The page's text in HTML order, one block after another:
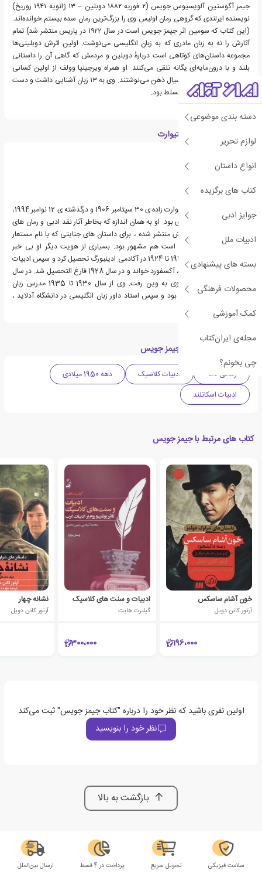
دسته بندی موضوعی
لوازم تحریر
انواع داستان
کتاب های برگزیده
جوایز ادبی
ادبیات ملل
بسته های پیشنهادی
محصولات فرهنگی
کمک آموزشی
مجله‌ی ایران‌کتاب
چی بخونم؟
جیمز آگوستین آلویسیوس جویس (۲ فوریه ۱۸۸۲ دوبلین – ۱۳ ژانویه ۱۹۴۱ زوریخ)
نویسنده ایرلندی که گروهی رمان اولیس وی را بزرگ‌ترین رمان سده بیستم خوانده‌اند.
(این کتاب که سومین اثر جیمز جویس است در سال ۱۹۲۲ در پاریس منتشر شد) تمام
آثارش را نه به زبان مادری که به زبان انگلیسی می‌نوشت. اولین اثرش دوبلینی‌ها
مجموعه داستان‌های کوتاهی است دربارهٔ دوبلین و مردمش که گاهی آن را داستانی
بلند و با درون‌مایه‌ای یگانه تلقی می‌کنند. او همراه ویرجینیا وولف از اولین کسانی
بودند که به شیوهٔ جریان سیال ذهن می‌نوشتند. وی به ۱۳ زبان آشنایی داشت و دست
کم به ایتالیایی و فرانسه مسلط بود.
درباره جی. آی. ام. استیوارت
جان اینس مکینتاش استیوارت زاده ی 30 سپتامبر 1906 و درگذشته ی 12 نوامبر 1994،
یک رمان نویس اسکاتلندی بود. او به همان اندازه که بخاطر آثار نقد ادبی و رمان های
معاصر که به نام واقعی اش منتشر شده ، برای داستان های جنایتی که با نام مستعار
مایکل اینس منتشر شده است هم مشهور بود. بسیاری از هویت دیگر او بی خبر
بودند. استوارت از سال 1913 تا 1924 در آکادمی ادینبورگ تحصیل کرد و سپس ادبیات
انگلیسی را در کالج اوریل ، آکسفورد خواند و در سال 1928 فارغ التحصیل شد. در سال
1929 برای مطالعه روانکاوی به وین رفت. وی از سال 1930 تا 1935 مدرس زبان
انگلیسی در دانشگاه لیدز بود و سپس استاد داور زبان انگلیسی در دانشگاه آدلاید ،
استرالیا شد.
دسته بندی های کتاب جیمز جویس
زندگی نامه ادبیات کلاسیک
دهه 1950 میلادی
ادبیات اسکاتلند
کتاب های مرتبط با جیمز جویس
خون آشام ساسکس
آرتور کانن دویل
196،000
ادبیات و سنت های کلاسیک
گیلبرت هایت
300،000
نشانه چهار
آرتور کانن دویل
اولین نفری باشید که نظر خود را درباره "کتاب جیمز جویس" ثبت می‌کند
نظر خود را بنویسید
بازگشت به بالا
سلامت فیزیکی تحویل سریع پرداخت در 4 قسط ارسال بین‌الملل